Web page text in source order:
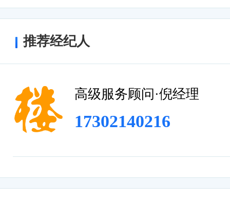
作场所。
上海珈屹智谷科创中心交通便利，周边
地铁9号线泗泾站，方便员工的通勤。此
为员工和访客提供了便捷的停车服务。
总之，上海珈屹智谷科创中心作为一座
越。
推荐经纪人
高级服务顾问·倪经理
17302140216